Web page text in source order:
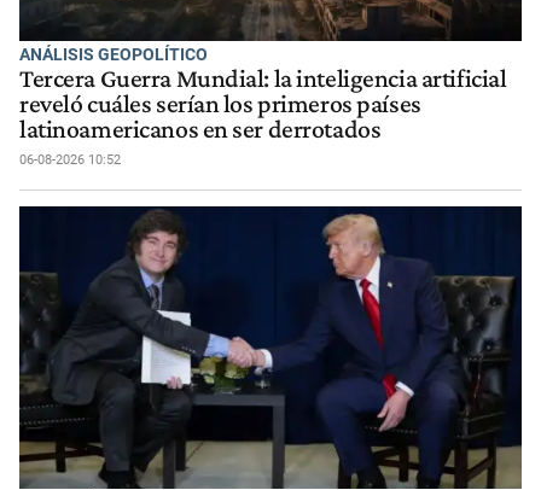
ANÁLISIS GEOPOLÍTICO
Tercera Guerra Mundial: la inteligencia artificial
reveló cuáles serían los primeros países
latinoamericanos en ser derrotados
06-08-2026 10:52